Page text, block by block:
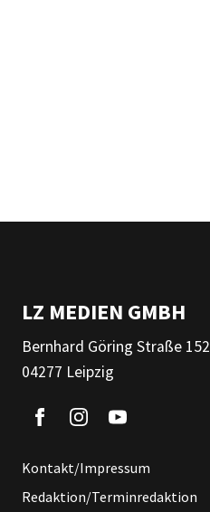
LZ MEDIEN GMBH
Bernhard Göring Straße 152
04277 Leipzig
Kontakt/Impressum
Redaktion/Terminredaktion